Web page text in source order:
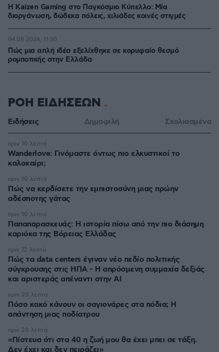
H Kaizen Gaming στο Παγκόσμιο Kύπελλο: Μία
διοργάνωση, δώδεκα πόλεις, χιλιάδες κοινές στιγμές
Πώς μια απλή ιδέα εξελίχθηκε σε κορυφαίο θεσμό
ρομποτικής στην Ελλάδα
04.08.2026, 11:20
ΡΟΗ ΕΙΔΗΣΕΩΝ
Ειδήσεις Δημοφιλή Σχολιασμένα
Wanderlove: Γινόμαστε όντως πιο ελκυστικοί το
καλοκαίρι;
πριν 10 λεπτά
Πώς να κερδίσετε την εμπιστοσύνη μιας πρώην
αδέσποτης γάτας
πριν 10 λεπτά
Παπαπαρασκευάς: Η ιστορία πίσω από την πιο διάσημη
καριόκα της Βόρειας Ελλάδας
πριν 10 λεπτά
Πώς τα data centers έγιναν νέο πεδίο πολιτικής
σύγκρουσης στις ΗΠΑ - Η απρόσμενη συμμαχία δεξιάς
και αριστεράς απέναντι στην AI
πριν 12 λεπτά
Πόσο κακό κάνουν οι σαγιονάρες στα πόδια; Η
απάντηση μιας ποδίατρου
πριν 20 λεπτά
«Πίστευα ότι στα 40 η ζωή μου θα έχει μπει σε τάξη.
Δεν έχει και δεν πειράζει»
πριν 28 λεπτά